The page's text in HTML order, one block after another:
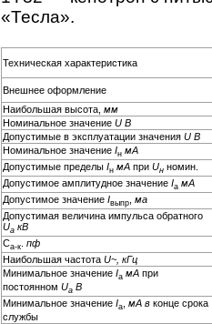
«Тесла».
Техническая характеристика
Внешнее оформление
Наибольшая высота, мм
Номинальное значение U В
Допустимые в эксплуатации значения U В
Номинальное значение Iн мА
Допустимые пределы Iн мА при Uн номин.
Допустимое амплитудное значение Iа мА
Допустимое значение Iвыпр ма
Допустимая величина импульса обратного
Uа кВ
Са-к пф
Наибольшая частота U~, кГц
Минимальное значение Iа мА при
постоянном Uа В
Минимальное значение Iа мА в конце срока
службы